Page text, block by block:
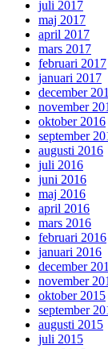
juli 2017
maj 2017
april 2017
mars 2017
februari 2017
januari 2017
december
november
oktober 2016
september
augusti 2016
juli 2016
juni 2016
maj 2016
april 2016
mars 2016
februari 2016
januari 2016
december
november
oktober 2015
september
augusti 2015
juli 2015